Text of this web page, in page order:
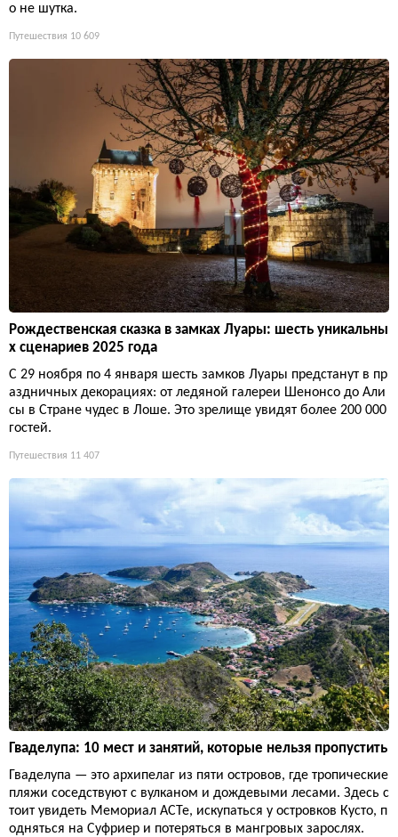
о не шутка.
Путешествия 10 609
Рождественская сказка в замках Луары: шесть уникальны
х сценариев 2025 года
С 29 ноября по 4 января шесть замков Луары предстанут в пр
аздничных декорациях: от ледяной галереи Шенонсо до Али
сы в Стране чудес в Лоше. Это зрелище увидят более 200 000
гостей.
Путешествия 11 407
Гваделупа: 10 мест и занятий, которые нельзя пропустить
Гваделупа — это архипелаг из пяти островов, где тропические
пляжи соседствуют с вулканом и дождевыми лесами. Здесь с
тоит увидеть Мемориал ACTe, искупаться у островков Кусто, п
одняться на Суфриер и потеряться в мангровых зарослях.